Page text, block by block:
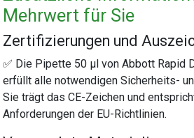
Mehrwert für Sie
Zertifizierungen und
✅ Die Pipette 50 µl von Abbott Rapid
erfüllt alle notwendigen Sicherheits-
Sie trägt das CE-Zeichen und
Anforderungen der EU-Richtlinien.